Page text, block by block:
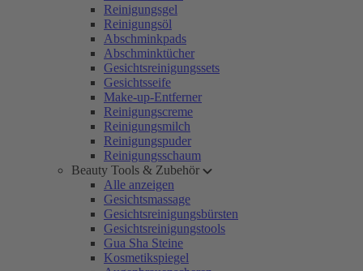
Reinigungsgel
Reinigungsöl
Abschminkpads
Abschminktücher
Gesichtsreinigungssets
Gesichtsseife
Make-up-Entferner
Reinigungscreme
Reinigungsmilch
Reinigungspuder
Reinigungsschaum
Beauty Tools & Zubehör
Alle anzeigen
Gesichtsmassage
Gesichtsreinigungsbürsten
Gesichtsreinigungstools
Gua Sha Steine
Kosmetikspiegel